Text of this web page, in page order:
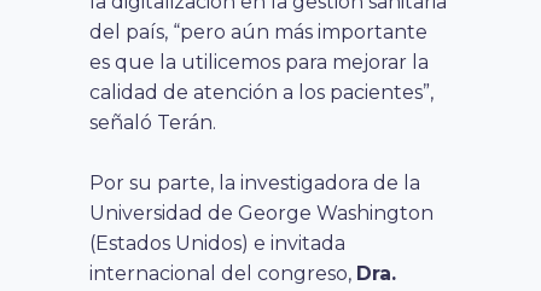
del país, “pero aún más importante
es que la utilicemos para mejorar la
calidad de atención a los pacientes”,
señaló Terán.
Por su parte, la investigadora de la
Universidad de George Washington
(Estados Unidos) e invitada
internacional del congreso, Dra.